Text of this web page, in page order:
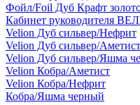
Фойл/Foil Дуб Крафт
Кабинет руководителя
Velion Дуб сильвер/Нефрит
Velion Дуб сильвер/Аметист
Velion Дуб сильвер/Яшма
Velion Кобра/Аметист
Velion Кобра/Нефрит
Кобра/Яшма черный